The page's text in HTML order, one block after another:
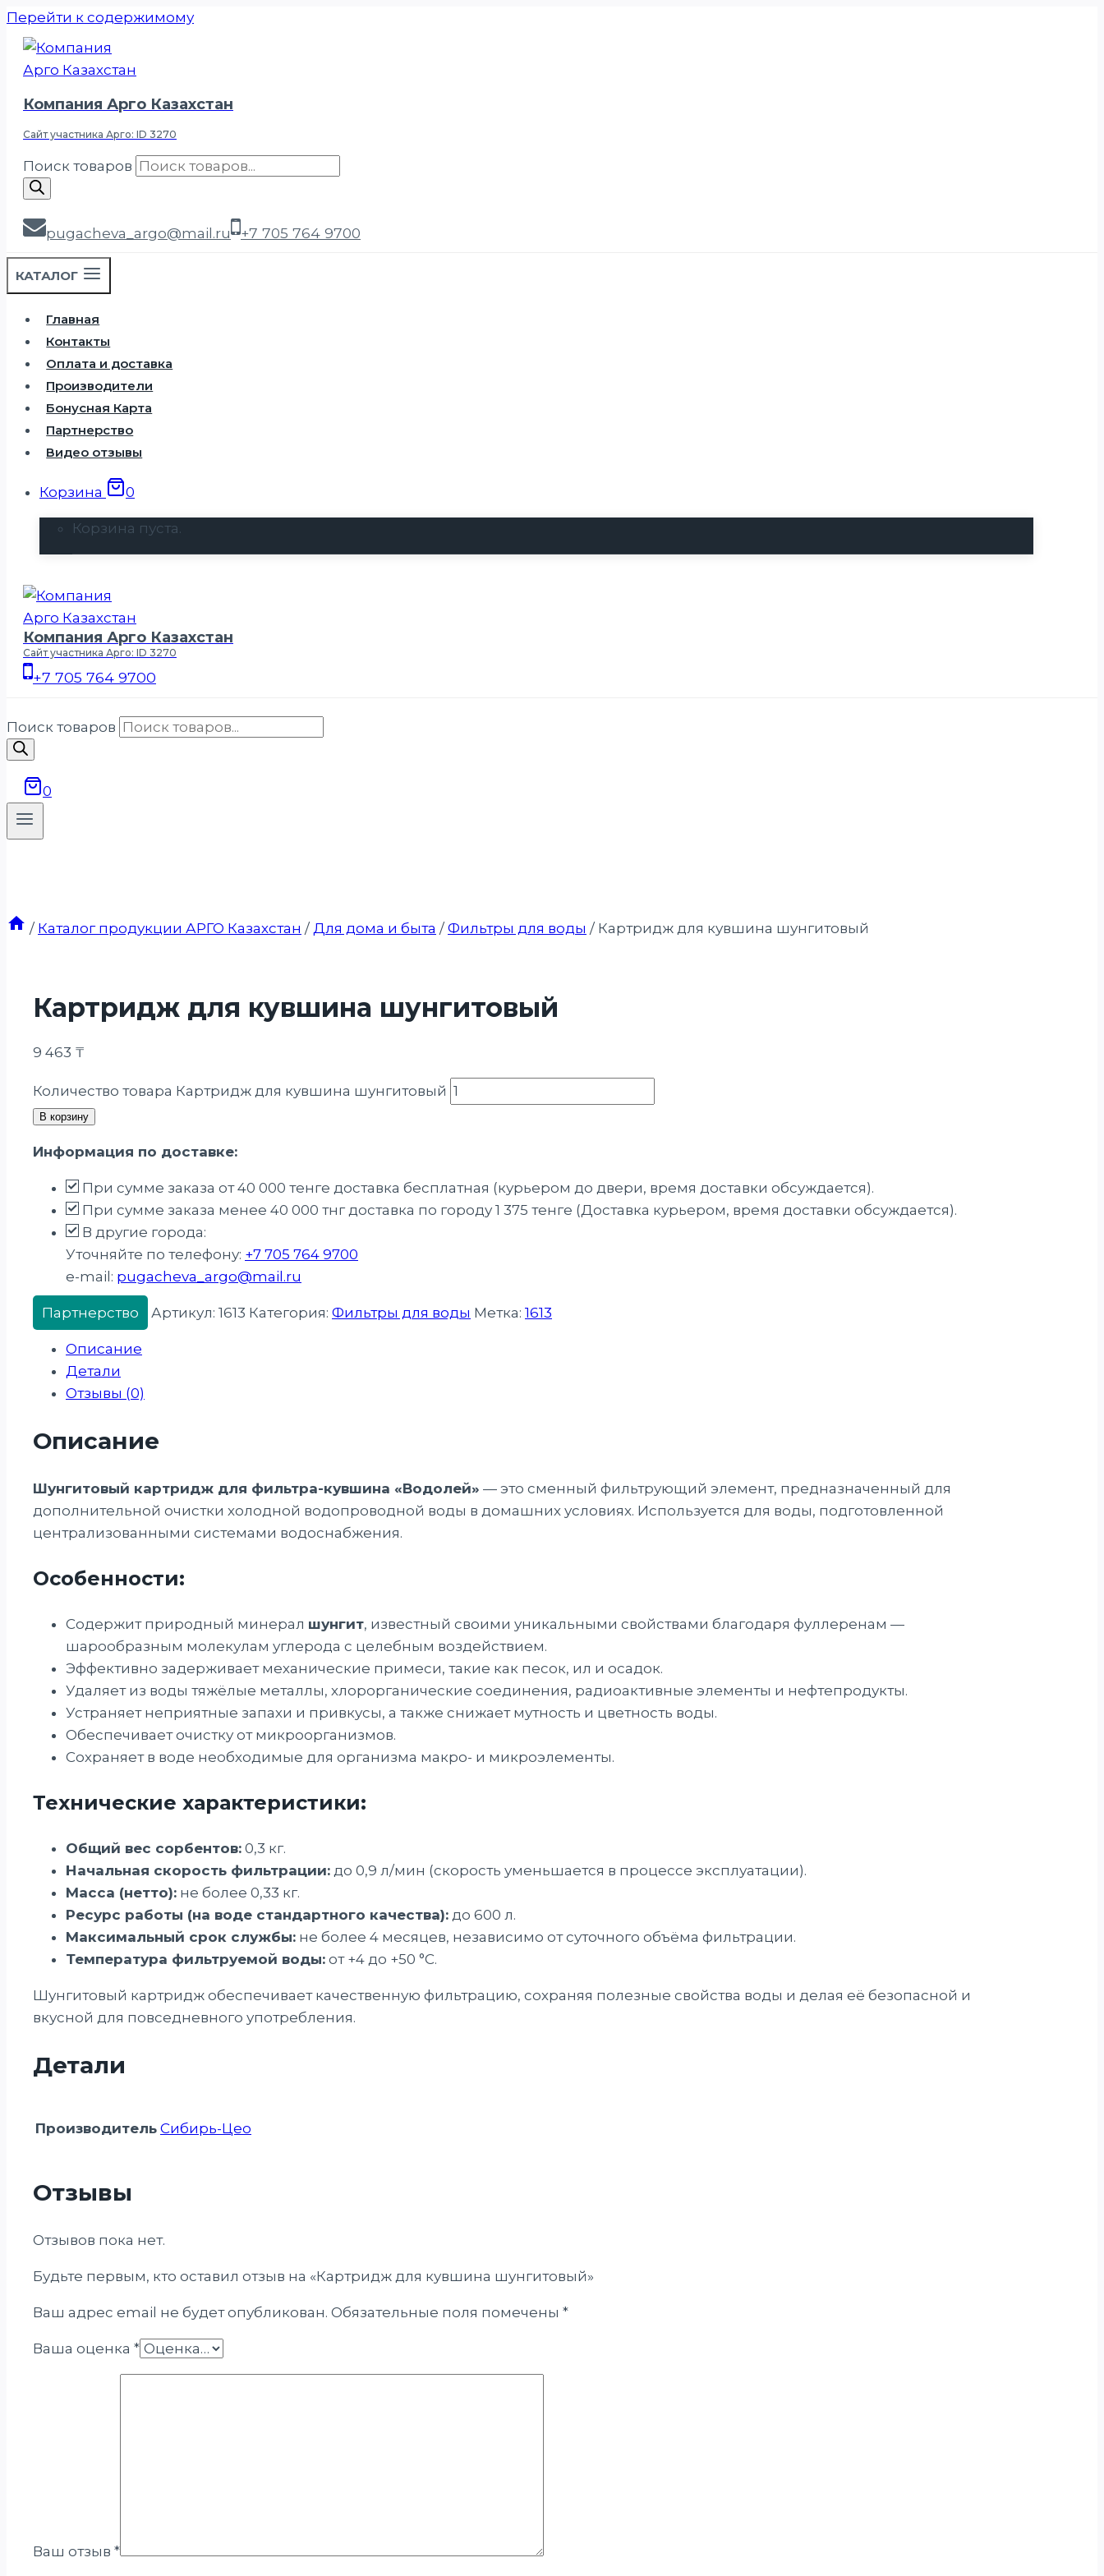
Перейти к содержимому
Компания Арго Казахстан
Сайт участника Арго: ID 3270
Поиск товаров
pugacheva_argo@mail.ru +7 705 764 9700
КАТАЛОГ
Главная
Контакты
Оплата и доставка
Производители
Бонусная Карта
Партнерство
Видео отзывы
Корзина 0
Корзина пуста.
Компания Арго Казахстан
Сайт участника Арго: ID 3270
+7 705 764 9700
Поиск товаров
0
/ Каталог продукции АРГО Казахстан / Для дома и быта / Фильтры для воды / Картридж для кувшина шунгитовый
Картридж для кувшина шунгитовый
9 463 ₸
Количество товара Картридж для кувшина шунгитовый
В корзину
Информация по доставке:
При сумме заказа от 40 000 тенге доставка бесплатная (курьером до двери, время доставки обсуждается).
При сумме заказа менее 40 000 тнг доставка по городу 1 375 тенге (Доставка курьером, время доставки обсуждается).
В другие города:
Уточняйте по телефону: +7 705 764 9700
e-mail: pugacheva_argo@mail.ru
Партнерство Артикул: 1613 Категория: Фильтры для воды Метка: 1613
Описание
Детали
Отзывы (0)
Описание
Шунгитовый картридж для фильтра-кувшина «Водолей» — это сменный фильтрующий элемент, предназначенный для
дополнительной очистки холодной водопроводной воды в домашних условиях. Используется для воды, подготовленной
централизованными системами водоснабжения.
Особенности:
Содержит природный минерал шунгит, известный своими уникальными свойствами благодаря фуллеренам —
шарообразным молекулам углерода с целебным воздействием.
Эффективно задерживает механические примеси, такие как песок, ил и осадок.
Удаляет из воды тяжёлые металлы, хлорорганические соединения, радиоактивные элементы и нефтепродукты.
Устраняет неприятные запахи и привкусы, а также снижает мутность и цветность воды.
Обеспечивает очистку от микроорганизмов.
Сохраняет в воде необходимые для организма макро- и микроэлементы.
Технические характеристики:
Общий вес сорбентов: 0,3 кг.
Начальная скорость фильтрации: до 0,9 л/мин (скорость уменьшается в процессе эксплуатации).
Масса (нетто): не более 0,33 кг.
Ресурс работы (на воде стандартного качества): до 600 л.
Максимальный срок службы: не более 4 месяцев, независимо от суточного объёма фильтрации.
Температура фильтруемой воды: от +4 до +50 °С.
Шунгитовый картридж обеспечивает качественную фильтрацию, сохраняя полезные свойства воды и делая её безопасной и
вкусной для повседневного употребления.
Детали
Производитель Сибирь-Цео
Отзывы
Отзывов пока нет.
Будьте первым, кто оставил отзыв на «Картридж для кувшина шунгитовый»
Ваш адрес email не будет опубликован. Обязательные поля помечены *
Ваша оценка *
Ваш отзыв *